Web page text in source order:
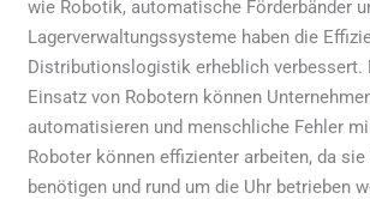
wie Robotik, automatische Förderbänder
Lagerverwaltungssysteme haben die
Distributionslogistik erheblich verbessert.
Einsatz von Robotern können
automatisieren und menschliche Fehler
Roboter können effizienter arbeiten, da
benötigen und rund um die Uhr betrieben